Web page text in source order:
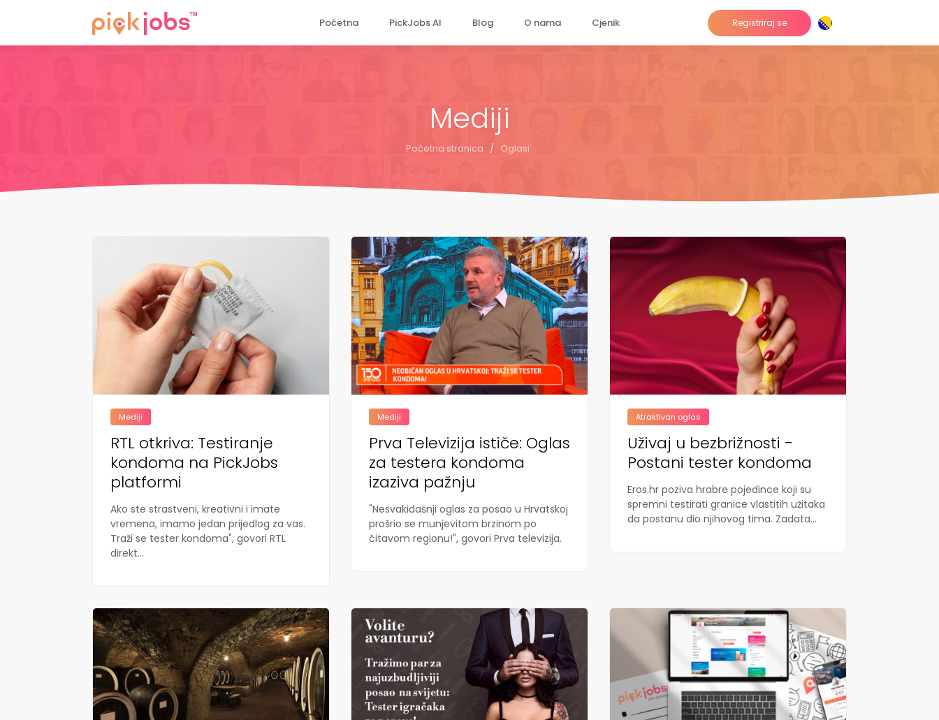
Početna PickJobs AI Blog O nama Cjenik Registriraj se
Mediji
Početna stranica / Oglasi
Mediji
RTL otkriva: Testiranje
kondoma na PickJobs
platformi
Ako ste strastveni, kreativni i imate
vremena, imamo jedan prijedlog za vas.
Traži se tester kondoma", govori RTL
direkt...
Mediji
Prva Televizija ističe: Oglas
za testera kondoma
izaziva pažnju
"Nesvakidašnji oglas za posao u Hrvatskoj
prošrio se munjevitom brzinom po
čitavom regionu!", govori Prva televizija.
Atraktivan oglas
Uživaj u bezbrižnosti -
Postani tester kondoma
Eros.hr poziva hrabre pojedince koji su
spremni testirati granice vlastitih užitaka
da postanu dio njihovog tima. Zadata...